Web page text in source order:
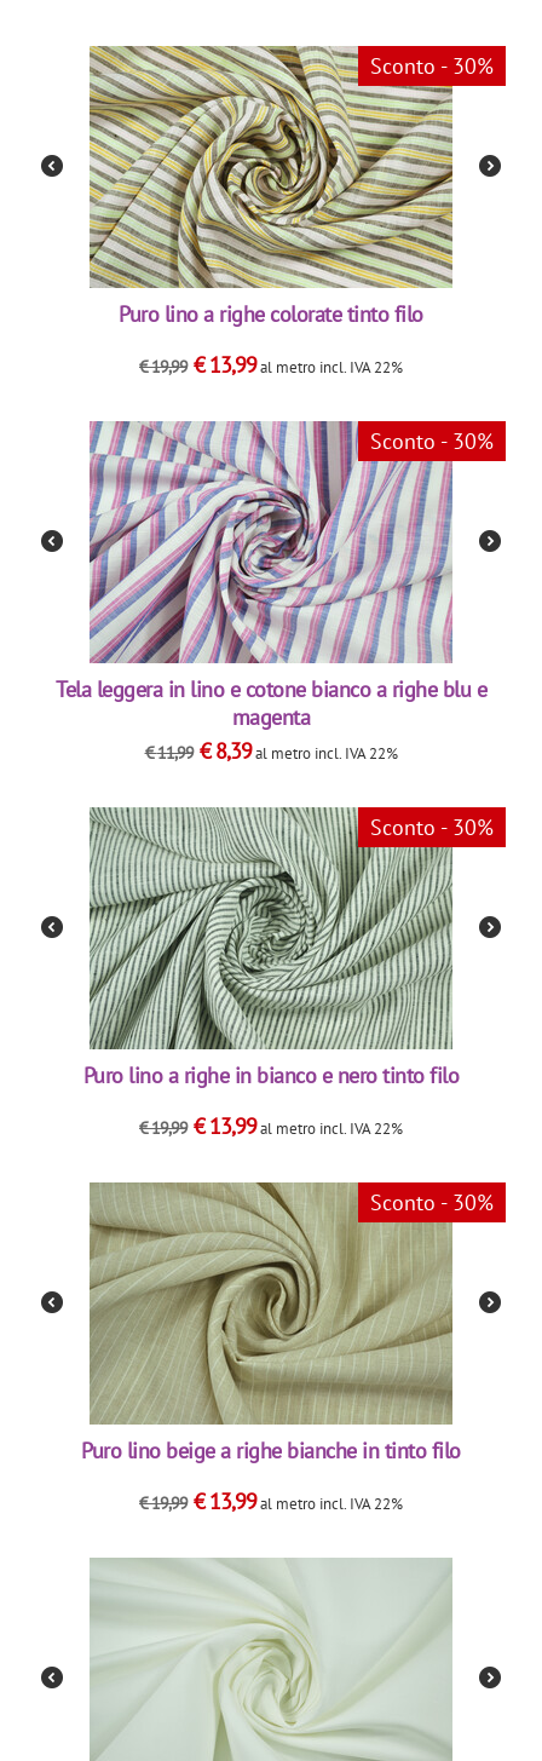
Sconto - 30%
Puro lino a righe colorate tinto filo
€19,99 €13,99al metro incl. IVA 22%
Sconto - 30%
Tela leggera in lino e cotone bianco a righe blu e
magenta
€11,99 €8,39 al metro incl. IVA 22%
Sconto - 30%
Puro lino a righe in bianco e nero tinto filo
€19,99 €13,99al metro incl. IVA 22%
Sconto - 30%
Puro lino beige a righe bianche in tinto filo
€19,99 €13,99al metro incl. IVA 22%